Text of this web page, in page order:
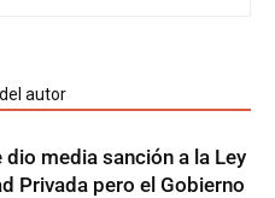
autor
dio media sanción a la Ley
Privada pero el Gobierno